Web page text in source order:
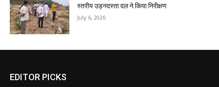
स्तरीय उड़नदस्ता दल ने किया निरीक्षण
July 6, 2026
EDITOR PICKS